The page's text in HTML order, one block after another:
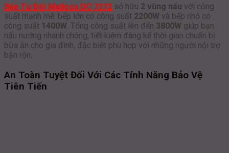
Bếp Từ Đôi Malloca DC 7372 sở hữu 2 vùng nấu với công
suất mạnh mẽ: bếp lớn có công suất 2200W và bếp nhỏ có
công suất 1400W. Tổng công suất lên đến 3800W giúp bạn
nấu nướng nhanh chóng, tiết kiệm đáng kể thời gian chuẩn bị
bữa ăn cho gia đình, đặc biệt phù hợp với những người nội trợ
bận rộn.
An Toàn Tuyệt Đối Với Các Tính Năng Bảo Vệ
Tiên Tiến